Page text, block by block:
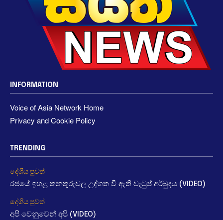
INFORMATION
Voice of Asia Network Home
Privacy and Cookie Policy
TRENDING
දේශීය පුවත්
රජයේ ඉහළ තනතුරුවල උද්ගත වී ඇති වැටුප් අර්බුදය (VIDEO)
දේශීය පුවත්
අපි වෙනුවෙන් අපි (VIDEO)